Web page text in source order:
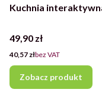
Kuchnia
Cena
49,90 zł
Cena
40,57 złbez VAT
Zobacz produkt